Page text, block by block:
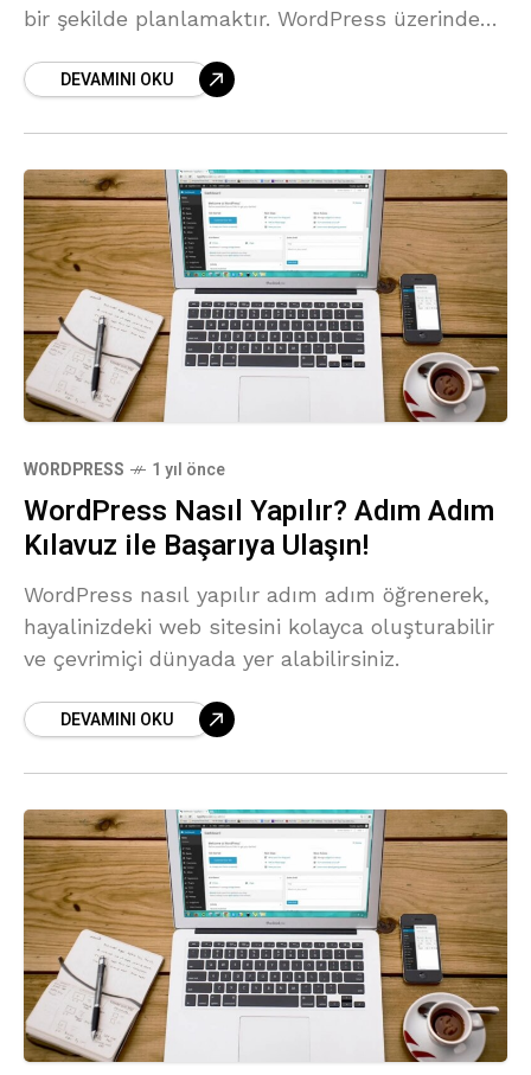
bir şekilde planlamaktır. WordPress üzerinde
hem zaman yönetimini kolaylaştırır hem de
DEVAMINI OKU
WORDPRESS 1 yıl önce
WordPress Nasıl Yapılır? Adım Adım
Kılavuz ile Başarıya Ulaşın!
WordPress nasıl yapılır adım adım öğrenerek,
hayalinizdeki web sitesini kolayca oluşturabilir
ve çevrimiçi dünyada yer alabilirsiniz.
DEVAMINI OKU